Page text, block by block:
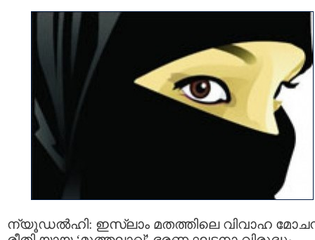
ന്യൂഡല്‍ഹി: ഇസ്ലാം മതത്തിലെ വിവാഹ